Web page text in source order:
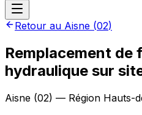
Retour au Aisne (02)
Remplacement de
hydraulique sur
Aisne (02) — Région Hauts-